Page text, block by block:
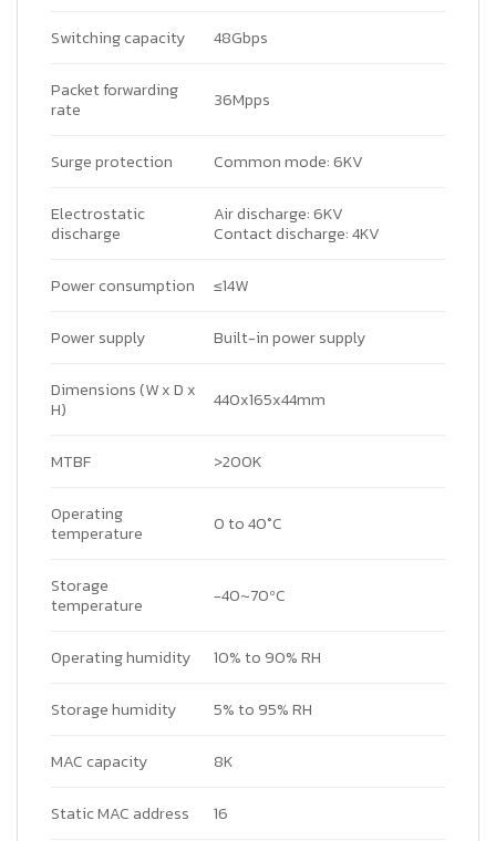
Switching capacity 48Gbps
Packet forwarding
rate
36Mpps
Surge protection Common mode: 6KV
Electrostatic
discharge
Air discharge: 6KV
Contact discharge: 4KV
Power consumption ≤14W
Power supply Built-in power supply
Dimensions (W x D x
H)
440x165x44mm
MTBF >200K
Operating
temperature
0 to 40°C
Storage
temperature
-40~70ºC
Operating humidity 10% to 90% RH
Storage humidity 5% to 95% RH
MAC capacity 8K
Static MAC address 16